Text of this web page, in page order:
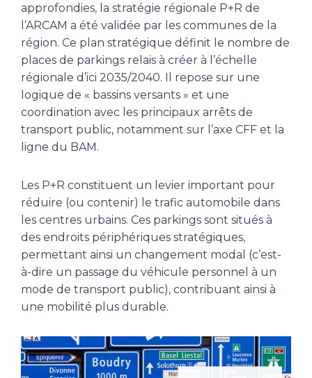
approfondies, la stratégie régionale P+R de
l’ARCAM a été validée par les communes de la
région. Ce plan stratégique définit le nombre de
places de parkings relais à créer à l’échelle
régionale d’ici 2035/2040. Il repose sur une
logique de « bassins versants » et une
coordination avec les principaux arrêts de
transport public, notamment sur l’axe CFF et la
ligne du BAM.
Les P+R constituent un levier important pour
réduire (ou contenir) le trafic automobile dans
les centres urbains. Ces parkings sont situés à
des endroits périphériques stratégiques,
permettant ainsi un changement modal (c’est-
à-dire un passage du véhicule personnel à un
mode de transport public), contribuant ainsi à
une mobilité plus durable.